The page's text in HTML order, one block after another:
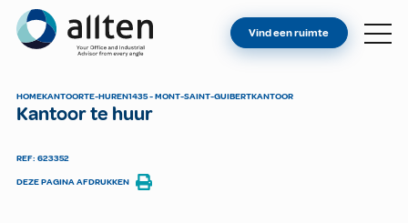
Allten
VIND EEN RUIMTE
Vind een ruimte
HOMEKANTOORTE-HUREN1435 - MONT-SAINT-GUIBERTKANTOOR
Kantoor te huur
REF: 623352
DEZE PAGINA AFDRUKKEN